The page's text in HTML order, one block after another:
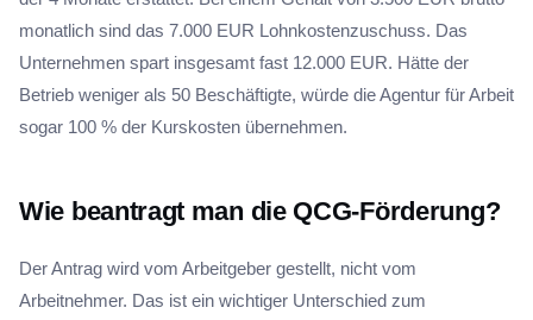
monatlich sind das 7.000 EUR Lohnkostenzuschuss. Das
Unternehmen spart insgesamt fast 12.000 EUR. Hätte der
Betrieb weniger als 50 Beschäftigte, würde die Agentur für Arbeit
sogar 100 % der Kurskosten übernehmen.
Wie beantragt man die QCG-Förderung?
Der Antrag wird vom Arbeitgeber gestellt, nicht vom
Arbeitnehmer. Das ist ein wichtiger Unterschied zum